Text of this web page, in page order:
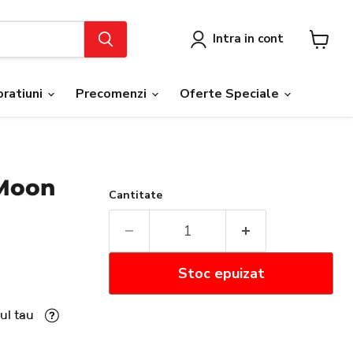
Intra in cont
Precomenzi Oferte Speciale
tau
Cantitate
Stoc epuizat